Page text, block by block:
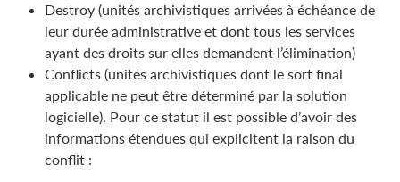
Destroy (unités archivistiques arrivées à échéance de
leur durée administrative et dont tous les services
ayant des droits sur elles demandent l’élimination)
Conflicts (unités archivistiques dont le sort final
applicable ne peut être déterminé par la solution
logicielle). Pour ce statut il est possible d’avoir des
informations étendues qui explicitent la raison du
conflit :